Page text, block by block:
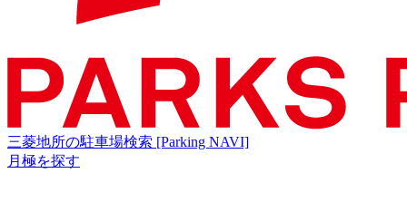
三菱地所の駐車場検索 [Parking NAVI]
月極を探す